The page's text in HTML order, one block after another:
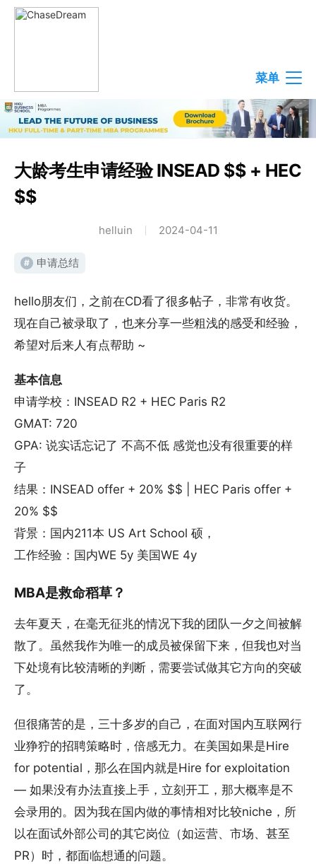
菜单
大龄考生申请经验 INSEAD $$ + HEC
$$
helluin 2024-04-11
# 申请总结
hello朋友们，之前在CD看了很多帖子，非常有收货。
现在自己被录取了，也来分享一些粗浅的感受和经验，
希望对后来人有点帮助 ~
基本信息
申请学校：INSEAD R2 + HEC Paris R2
GMAT: 720
GPA: 说实话忘记了 不高不低 感觉也没有很重要的样
子
结果：INSEAD offer + 20% $$ | HEC Paris offer +
20% $$
背景：国内211本 US Art School 硕，
工作经验：国内WE 5y 美国WE 4y
MBA是救命稻草？
去年夏天，在毫无征兆的情况下我的团队一夕之间被解
散了。虽然我作为唯一的成员被保留下来，但我也对当
下处境有比较清晰的判断，需要尝试做其它方向的突破
了。
但很痛苦的是，三十多岁的自己，在面对国内互联网行
业狰狞的招聘策略时，倍感无力。在美国如果是Hire
for potential，那么在国内就是Hire for exploitation
— 如果没有办法直接上手，立刻开工，那大概率是不
会录用的。因为我在国内做的事情相对比较niche，所
以在面试外部公司的其它岗位（如运营、市场、甚至
PR）时，都面临想通的问题。